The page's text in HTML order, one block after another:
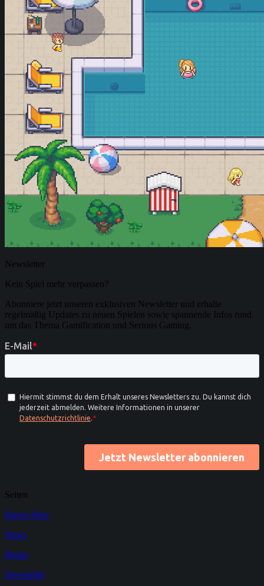
Newsletter
Kein Spiel mehr verpassen?
Abonniere jetzt unseren exklusiven Newsletter und erhalte
regelmäßig Updates zu neuen Spielen sowie spannende Infos rund
um das Thema Gamification und Serious Gaming.
Seiten
Know How
News
Presse
Newsletter